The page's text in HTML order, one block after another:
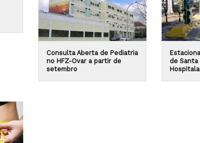
Consulta Aberta de Pediatria
no HFZ-Ovar a partir de
setembro
de Santa